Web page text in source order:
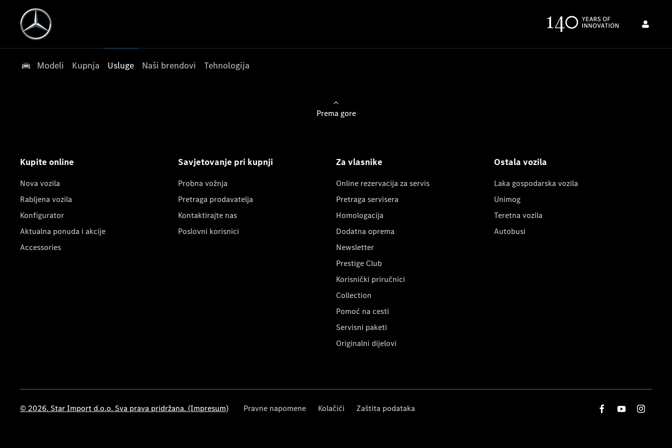
Modeli Kupnja Usluge Naši brendovi Tehnologija
Prema gore
Kupite online
Nova vozila
Rabljena vozila
Konfigurator
Aktualna ponuda i akcije
Accessories
Savjetovanje pri kupnji
Probna vožnja
Pretraga prodavatelja
Kontaktirajte nas
Poslovni korisnici
Za vlasnike
Online rezervacija za servis
Pretraga servisera
Homologacija
Dodatna oprema
Newsletter
Prestige Club
Korisnički priručnici
Collection
Pomoć na cesti
Servisni paketi
Originalni dijelovi
Ostala vozila
Laka gospodarska vozila
Unimog
Teretna vozila
Autobusi
© 2026. Star Import d.o.o. Sva prava pridržana. (Impresum) Pravne napomene Kolačići Zaštita podataka